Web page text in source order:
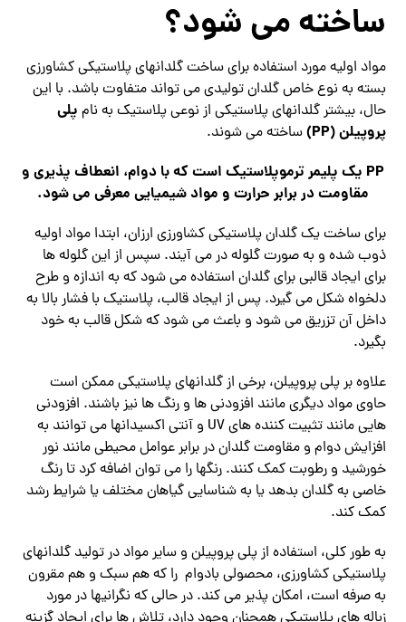
ساخته می شود؟
مواد اولیه مورد استفاده برای ساخت گلدانهای پلاستیکی کشاورزی
بسته به نوع خاص گلدان تولیدی می تواند متفاوت باشد. با این
حال، بیشتر گلدانهای پلاستیکی از نوعی پلاستیک به نام پلی
پروپیلن (PP)
ساخته می شوند.
PP یک پلیمر ترموپلاستیک است که با دوام، انعطاف پذیری و
مقاومت در برابر حرارت و مواد شیمیایی معرفی می شود.
برای ساخت یک گلدان پلاستیکی کشاورزی ارزان، ابتدا مواد اولیه
ذوب شده و به صورت گلوله در می آیند. سپس از این گلوله ها
برای ایجاد قالبی برای گلدان استفاده می شود که به اندازه و طرح
دلخواه شکل می گیرد. پس از ایجاد قالب، پلاستیک با فشار بالا به
داخل آن تزریق می شود و باعث می شود که شکل قالب به خود
بگیرد.
علاوه بر پلی پروپیلن، برخی از گلدانهای پلاستیکی ممکن است
حاوی مواد دیگری مانند افزودنی ها و رنگ ها نیز باشند. افزودنی
هایی مانند تثبیت کننده های UV و آنتی اکسیدانها می توانند به
افزایش دوام و مقاومت گلدان در برابر عوامل محیطی مانند نور
خورشید و رطوبت کمک کنند. رنگها را می‌ توان اضافه کرد تا رنگ
خاصی به گلدان بدهد یا به شناسایی گیاهان مختلف یا شرایط رشد
کمک کند.
به طور کلی، استفاده از پلی پروپیلن و سایر مواد در تولید گلدانهای
پلاستیکی کشاورزی، محصولی بادوام را که هم سبک و هم مقرون
به صرفه است، امکان پذیر می کند. در حالی که نگرانیها در مورد